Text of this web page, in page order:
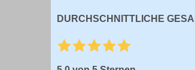
DURCHSCHNITTLICHE